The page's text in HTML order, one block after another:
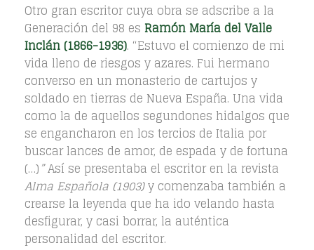
Otro gran escritor cuya obra se adscribe a la
Generación del 98 es Ramón María del Valle
Inclán (1866-1936). “Estuvo el comienzo de mi
vida lleno de riesgos y azares. Fui hermano
converso en un monasterio de cartujos y
soldado en tierras de Nueva España. Una vida
como la de aquellos segundones hidalgos que
se engancharon en los tercios de Italia por
buscar lances de amor, de espada y de fortuna
(…)”Así se presentaba el escritor en la revista
Alma Española (1903)y comenzaba también a
crearse la leyenda que ha ido velando hasta
desfigurar, y casi borrar, la auténtica
personalidad del escritor.